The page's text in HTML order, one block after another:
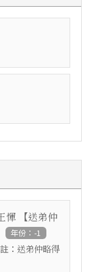
惲 【送弟仲
年份：-1
： 送弟仲略得